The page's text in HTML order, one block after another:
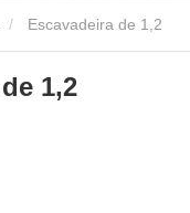
Escavadeira de 1,2
toneladas
1,2